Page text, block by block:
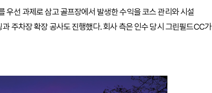
선 과제로 삼고 골프장에서 발생한 수익을 코스 관리와 시설
주차장 확장 공사도 진행했다. 회사 측은 인수 당시 그린필드CC가